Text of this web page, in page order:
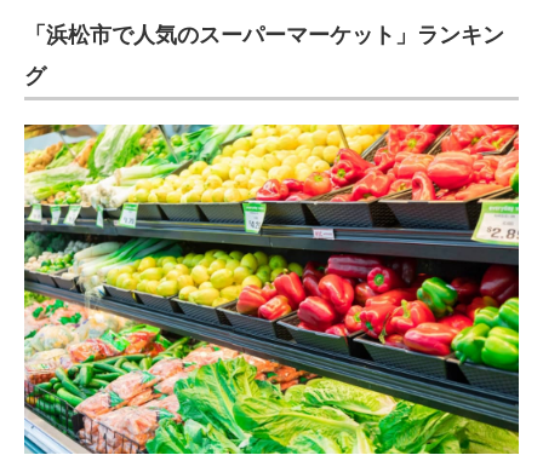
好きが集まる 比べて選べる
ビジネスと働き方のヒント
AI活用のいまが分かる
企業ITのトレンドを詳説
経営リーダーのコミュニティ
マーケ×ITの今がよく分かる
「浜松市で人気のスーパーマーケット」ランキン
グ